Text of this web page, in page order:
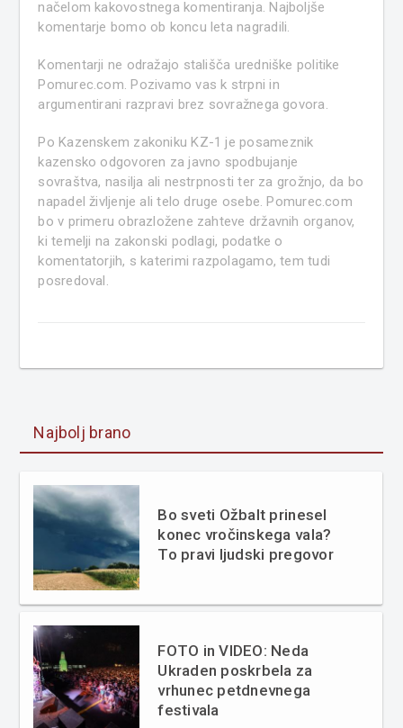
načelom kakovostnega komentiranja. Najboljše
komentarje bomo ob koncu leta nagradili.
Komentarji ne odražajo stališča uredniške politike
Pomurec.com. Pozivamo vas k strpni in
argumentirani razpravi brez sovražnega govora.
Po Kazenskem zakoniku KZ-1 je posameznik
kazensko odgovoren za javno spodbujanje
sovraštva, nasilja ali nestrpnosti ter za grožnjo, da bo
napadel življenje ali telo druge osebe. Pomurec.com
bo v primeru obrazložene zahteve državnih organov,
ki temelji na zakonski podlagi, podatke o
komentatorjih, s katerimi razpolagamo, tem tudi
posredoval.
Najbolj brano
Bo sveti Ožbalt prinesel
konec vročinskega vala?
To pravi ljudski pregovor
FOTO in VIDEO: Neda
Ukraden poskrbela za
vrhunec petdnevnega
festivala